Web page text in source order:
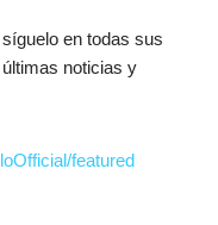
en todas sus
noticias y
featured